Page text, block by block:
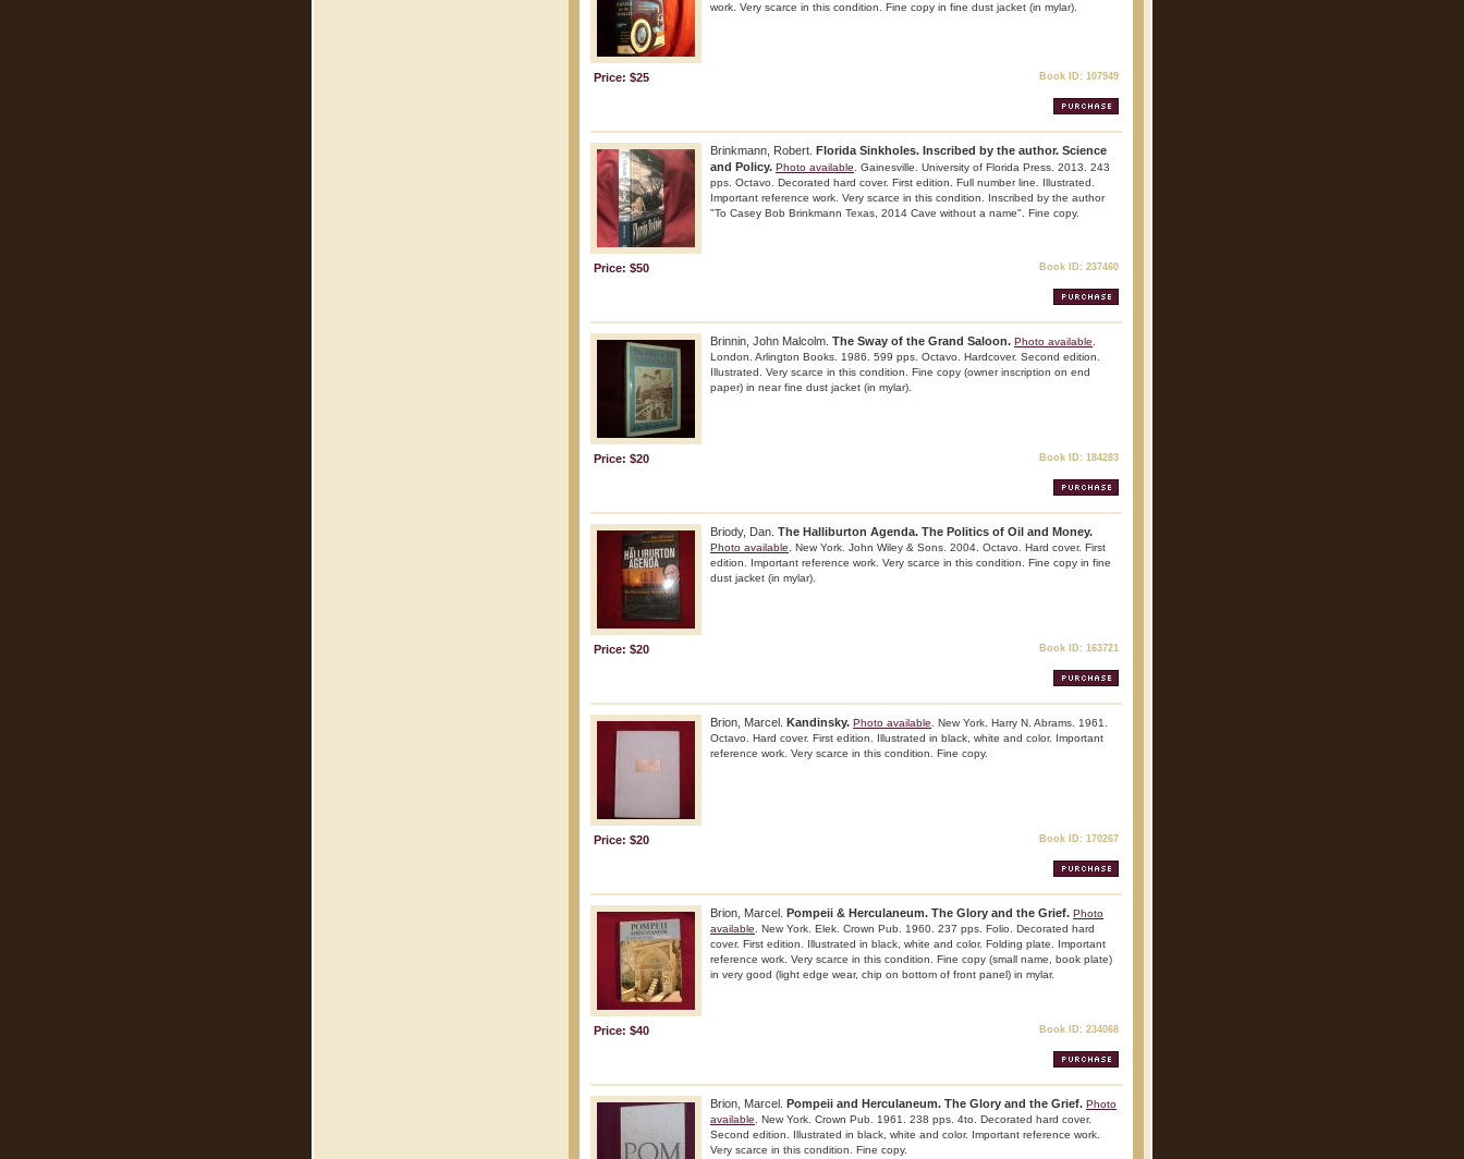
work. Very scarce in this condition. Fine copy in fine dust jacket (in mylar).
Price: $25 Book ID: 107949
Brinkmann, Robert. Florida Sinkholes. Inscribed by the author. Science
and Policy. Photo available . Gainesville. University of Florida Press. 2013. 243
pps. Octavo. Decorated hard cover. First edition. Full number line. Illustrated.
Important reference work. Very scarce in this condition. Inscribed by the author
"To Casey Bob Brinkmann Texas, 2014 Cave without a name". Fine copy.
Price: $50 Book ID: 237460
Brinnin, John Malcolm. The Sway of the Grand Saloon. Photo available
London. Arlington Books. 1986. 599 pps. Octavo. Hardcover. Second edition.
Illustrated. Very scarce in this condition. Fine copy (owner inscription on end
paper) in near fine dust jacket (in mylar).
Price: $20 Book ID: 184283
Briody, Dan. The Halliburton Agenda. The Politics of Oil and Money.
Photo available . New York. John Wiley & Sons. 2004. Octavo. Hard cover. First
edition. Important reference work. Very scarce in this condition. Fine copy in fine
dust jacket (in mylar).
Price: $20 Book ID: 163721
Brion, Marcel. Kandinsky. Photo available . New York. Harry N. Abrams. 1961.
Octavo. Hard cover. First edition. Illustrated in black, white and color. Important
reference work. Very scarce in this condition. Fine copy.
Price: $20 Book ID: 170267
Brion, Marcel. Pompeii & Herculaneum. The Glory and the Grief. Photo
available . New York. Elek. Crown Pub. 1960. 237 pps. Folio. Decorated hard
cover. First edition. Illustrated in black, white and color. Folding plate. Important
reference work. Very scarce in this condition. Fine copy (small name, book plate)
in very good (light edge wear, chip on bottom of front panel) in mylar.
Price: $40 Book ID: 234068
Brion, Marcel. Pompeii and Herculaneum. The Glory and the Grief. Photo
available . New York. Crown Pub. 1961. 238 pps. 4to. Decorated hard cover.
Second edition. Illustrated in black, white and color. Important reference work.
Very scarce in this condition. Fine copy.